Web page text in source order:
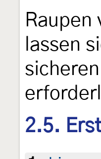
Raupen
lassen
2.5.